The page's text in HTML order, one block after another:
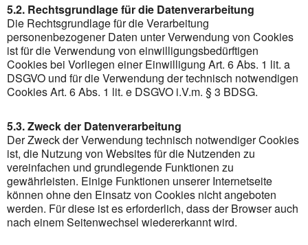
5.2. Rechtsgrundlage für die Datenverarbeitung
Die Rechtsgrundlage für die Verarbeitung
personenbezogener Daten unter Verwendung von Cookies
ist für die Verwendung von einwilligungsbedürftigen
Cookies bei Vorliegen einer Einwilligung Art. 6 Abs. 1 lit. a
DSGVO und für die Verwendung der technisch notwendigen
Cookies Art. 6 Abs. 1 lit. e DSGVO i.V.m. § 3 BDSG.
5.3. Zweck der Datenverarbeitung
Der Zweck der Verwendung technisch notwendiger Cookies
ist, die Nutzung von Websites für die Nutzenden zu
vereinfachen und grundlegende Funktionen zu
gewährleisten. Einige Funktionen unserer Internetseite
können ohne den Einsatz von Cookies nicht angeboten
werden. Für diese ist es erforderlich, dass der Browser auch
nach einem Seitenwechsel wiedererkannt wird.